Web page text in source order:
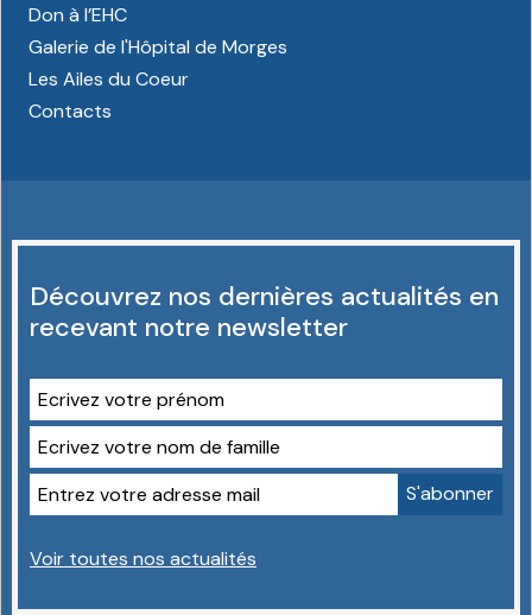
Don à l’EHC
Galerie de l'Hôpital de Morges
Les Ailes du Coeur
Contacts
Découvrez nos dernières actualités en
recevant notre newsletter
Voir toutes nos actualités